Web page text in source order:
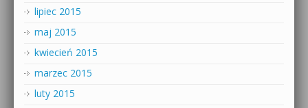
lipiec 2015
maj 2015
kwiecień 2015
marzec 2015
luty 2015